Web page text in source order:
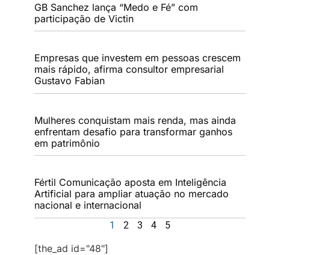
GB Sanchez lança “Medo e Fé” com
participação de Victin
Empresas que investem em pessoas crescem
mais rápido, afirma consultor empresarial
Gustavo Fabian
Mulheres conquistam mais renda, mas ainda
enfrentam desafio para transformar ganhos
em patrimônio
Fértil Comunicação aposta em Inteligência
Artificial para ampliar atuação no mercado
nacional e internacional
1 2 3 4 5
[the_ad id="48"]